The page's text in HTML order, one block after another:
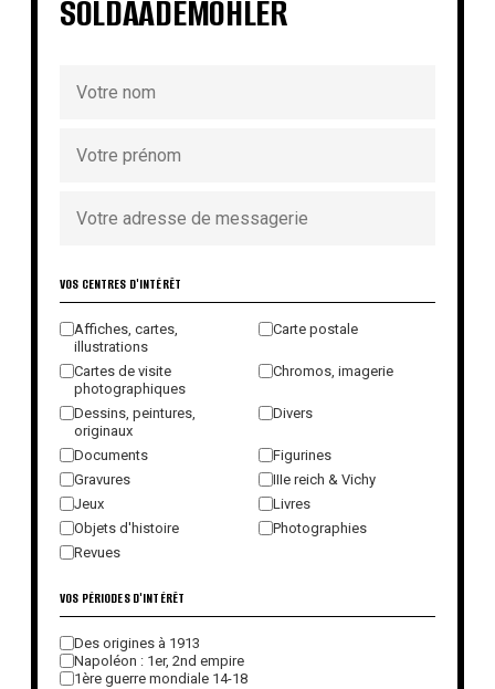
SOLDAADEMOHLER
VOS CENTRES D'INTÉRÊT
Affiches, cartes,
illustrations
Carte postale
Cartes de visite
photographiques
Chromos, imagerie
Dessins, peintures,
originaux
Divers
Documents
Figurines
Gravures
IIIe reich & Vichy
Jeux
Livres
Objets d'histoire
Photographies
Revues
VOS PÉRIODES D'INTÉRÊT
Des origines à 1913
Napoléon : 1er, 2nd empire
1ère guerre mondiale 14-18